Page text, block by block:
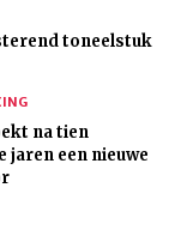
toneelstuk
na tien
jaren een nieuwe